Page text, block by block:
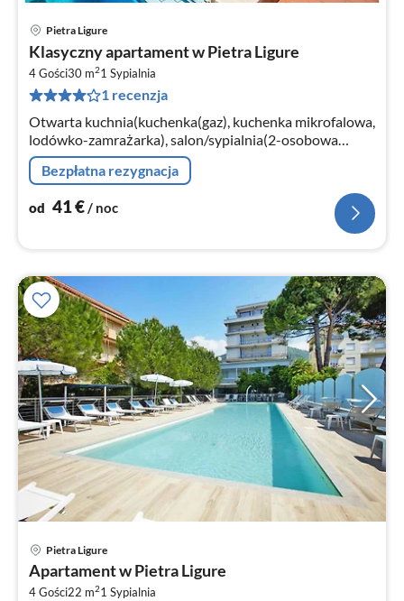
Pietra Ligure
Klasyczny apartament w Pietra Ligure
4 Gości30 m21 Sypialnia
1 recenzja
Otwarta kuchnia(kuchenka(gaz), kuchenka mikrofalowa,
lodówko-zamrażarka), salon/sypialnia(2-osobowa
kanapa rozkładana, TV, stół jadalniany, zestaw
wypoczynkowy)
Bezpłatna rezygnacja
od 41€/ noc
Pietra Ligure
Apartament w Pietra Ligure
4 Gości22 m21 Sypialnia